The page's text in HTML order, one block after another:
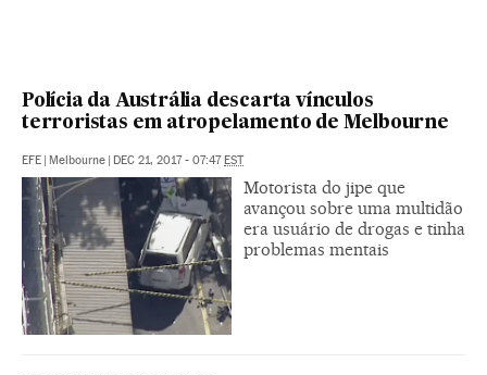
Polícia da Austrália descarta vínculos
terroristas em atropelamento de Melbourne
EFE Melbourne DEC 21, 2017 - 07:47 EST
Motorista do jipe que
avançou sobre uma multidão
era usuário de drogas e tinha
problemas mentais